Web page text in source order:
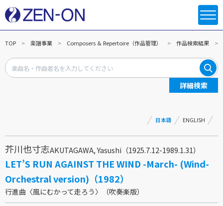
TOP 楽譜事業 Composers ＆ Repertoire（作品管理） 作品検索結果
詳細検索
日本語 ENGLISH
芥川也寸志AKUTAGAWA, Yasushi（1925.7.12-1989.1.31）
LET’S RUN AGAINST THE WIND -March- (Wind-
Orchestral version)（1982）
行進曲〈風にむかって走ろう〉（吹奏楽版）